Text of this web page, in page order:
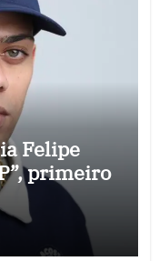
Felipe
primeiro